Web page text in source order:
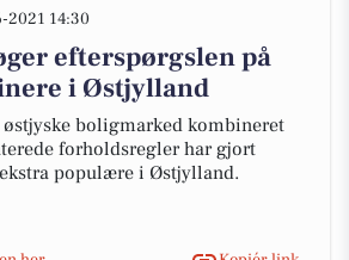
2021 14:30
efterspørgslen på
i Østjylland
boligmarked kombineret
forholdsregler har gjort
populære i Østjylland.